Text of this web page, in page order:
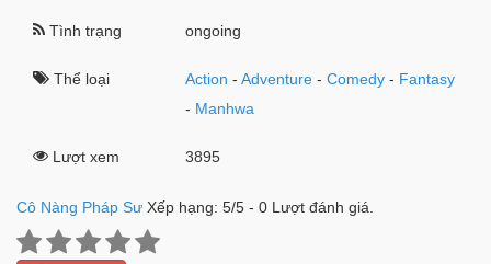
Tình trạng ongoing
Thể loại Action -Adventure -Comedy - Fantasy
- Manhwa
Lượt xem 3895
Cô Nàng Pháp Sư Xếp hạng: 5/5 - 0 Lượt đánh giá.